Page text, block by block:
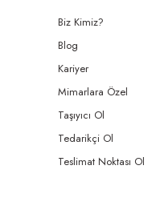
Biz Kimiz?
Blog
Kariyer
Mimarlara Özel
Taşıyıcı Ol
Tedarikçi Ol
Teslimat Noktası Ol